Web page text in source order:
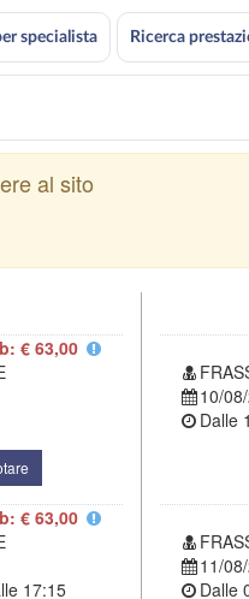
specialista Ricerca
al sito
€ 63,00
€ 63,00
17:15
10/
Dalle
11/
Dalle